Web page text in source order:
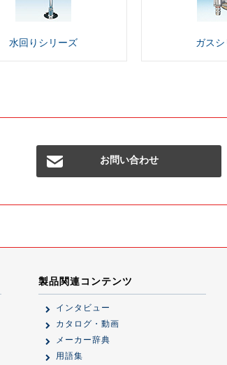
水回り シリーズ ガス
お問い合わせ
製品関連コンテンツ
インタビュー
カタログ・動画
メーカー辞典
用語集